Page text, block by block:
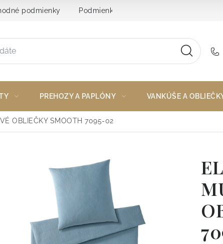
podmienky Podmienky ochrany osobných údajov
PREHOZY A PAPLÓNY VANKÚŠE A
OBLIEČKY SMOOTH 7095-02